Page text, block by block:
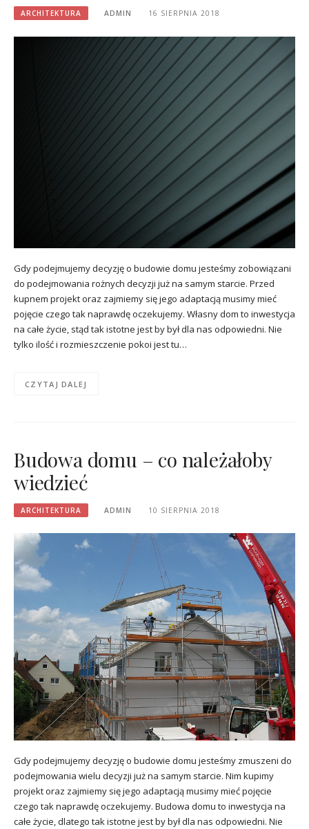
ARCHITEKTURA ADMIN 16 SIERPNIA 2018
Gdy podejmujemy decyzję o budowie domu jesteśmy zobowiązani
do podejmowania rożnych decyzji już na samym starcie. Przed
kupnem projekt oraz zajmiemy się jego adaptacją musimy mieć
pojęcie czego tak naprawdę oczekujemy. Własny dom to inwestycja
na całe życie, stąd tak istotne jest by był dla nas odpowiedni. Nie
tylko ilość i rozmieszczenie pokoi jest tu…
CZYTAJ DALEJ
Budowa domu – co należałoby
wiedzieć
ARCHITEKTURA ADMIN 10 SIERPNIA 2018
Gdy podejmujemy decyzję o budowie domu jesteśmy zmuszeni do
podejmowania wielu decyzji już na samym starcie. Nim kupimy
projekt oraz zajmiemy się jego adaptacją musimy mieć pojęcie
czego tak naprawdę oczekujemy. Budowa domu to inwestycja na
całe życie, dlatego tak istotne jest by był dla nas odpowiedni. Nie